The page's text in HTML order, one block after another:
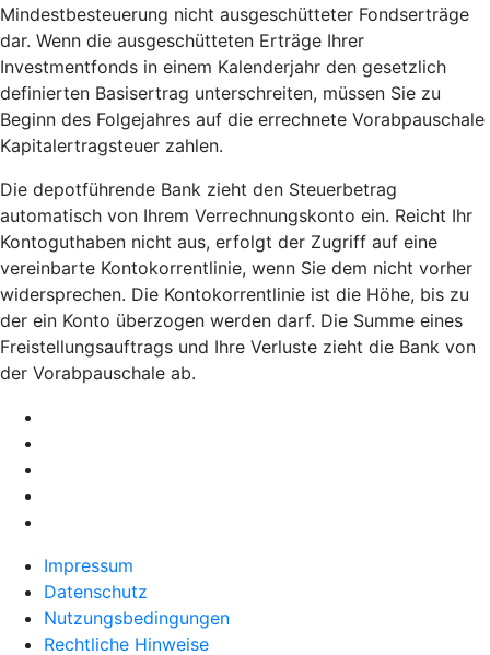
Mindestbesteuerung nicht ausgeschütteter Fondserträge
dar. Wenn die ausgeschütteten Erträge Ihrer
Investmentfonds in einem Kalenderjahr den gesetzlich
definierten Basisertrag unterschreiten, müssen Sie zu
Beginn des Folgejahres auf die errechnete Vorabpauschale
Kapitalertragsteuer zahlen.
Die depotführende Bank zieht den Steuerbetrag
automatisch von Ihrem Verrechnungskonto ein. Reicht Ihr
Kontoguthaben nicht aus, erfolgt der Zugriff auf eine
vereinbarte Kontokorrentlinie, wenn Sie dem nicht vorher
widersprechen. Die Kontokorrentlinie ist die Höhe, bis zu
der ein Konto überzogen werden darf. Die Summe eines
Freistellungsauftrags und Ihre Verluste zieht die Bank von
der Vorabpauschale ab.
Impressum
Datenschutz
Nutzungsbedingungen
Rechtliche Hinweise